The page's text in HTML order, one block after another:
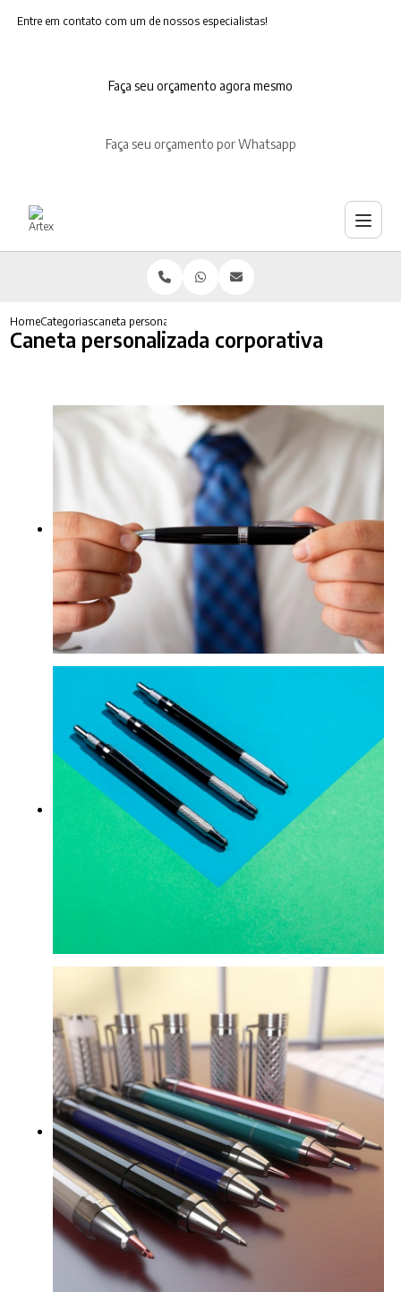
Entre em contato com um de nossos especialistas!
Faça seu orçamento agora mesmo
Faça seu orçamento por Whatsapp
HomeCategoriascaneta personalizada corporativa
Caneta personalizada corporativa